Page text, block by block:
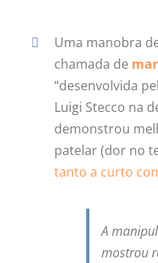
Uma manobra
chamada de
“desenvolvida
Luigi Stecco na
demonstrou
patelar (dor no
tanto a curto
A
mostrou